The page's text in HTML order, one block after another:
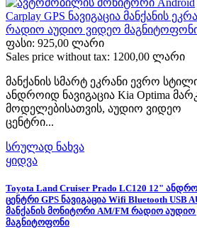
ფასი: 925,00 ლარი
Sales price without tax: 1200,00 ლარი
მანქანის სმარტ ეკრანი ევრო
ანდროიდ ნავიგაცია Kia Optima
მოდელებისათვის, აუდიო ვიდეო
ცენტრი...
სრულად ნახვა
ყიდვა
Toyota Land Cruiser Prado LC120 12"
ცენტრი GPS ნავიგაცია Wifi Bluetooth USB
მანქანის მონიტორი AM/FM რადიო
მაგნიტოფონი